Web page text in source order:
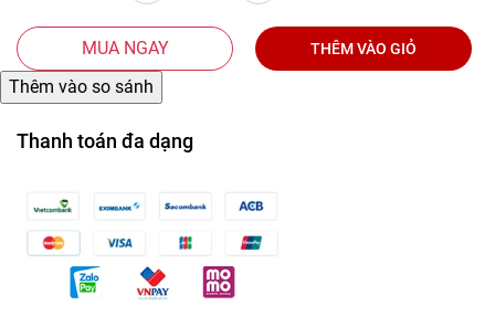
MUA NGAY THÊM VÀO GIỎ
Thanh toán đa dạng